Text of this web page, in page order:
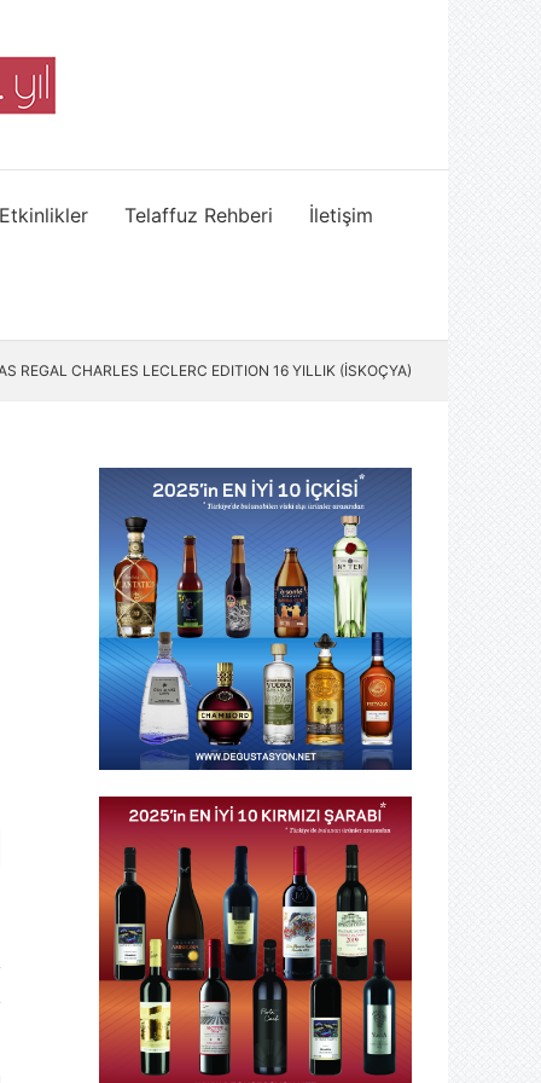
Telaffuz Rehberi İletişim
REGAL CHARLES LECLERC EDITION 16 YILLIK (İSKOÇYA)